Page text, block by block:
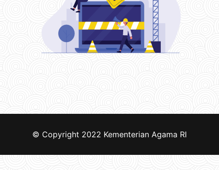
© Copyright 2022 Kementerian Agama RI